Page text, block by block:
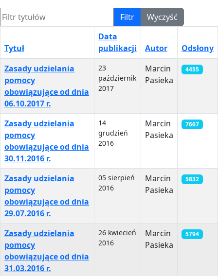
Filtr tytułów
Filtr Wyczyść
Spis artykułów
Tytuł
Data
publikacji
Autor
Odsłony
Zasady udzielania
pomocy
obowiązujące od dnia
06.10.2017 r.
23
październik
2017
Marcin
Pasieka
4455
Zasady udzielania
pomocy
obowiązujące od dnia
30.11.2016 r.
14
grudzień
2016
Marcin
Pasieka
7667
Zasady udzielania
pomocy
obowiązujące od dnia
29.07.2016 r.
05 sierpień
2016
Marcin
Pasieka
5832
Zasady udzielania
pomocy
obowiązujące od dnia
31.03.2016 r.
26 kwiecień
2016
Marcin
Pasieka
5794